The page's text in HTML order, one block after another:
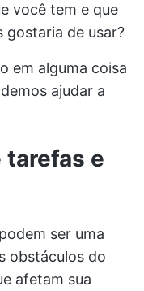
você tem e que
gostaria de usar?
em alguma coisa
ajudar a
tarefas e
ser uma
obstáculos do
afetam sua